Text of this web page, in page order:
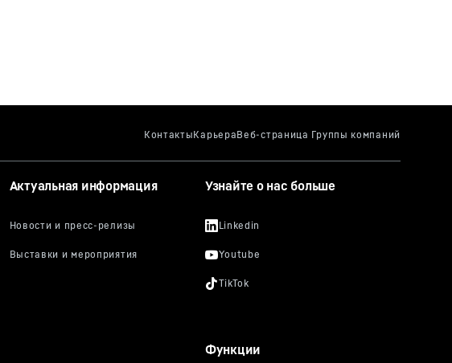
Актуальная информация Узнайте о нас больше
Функции